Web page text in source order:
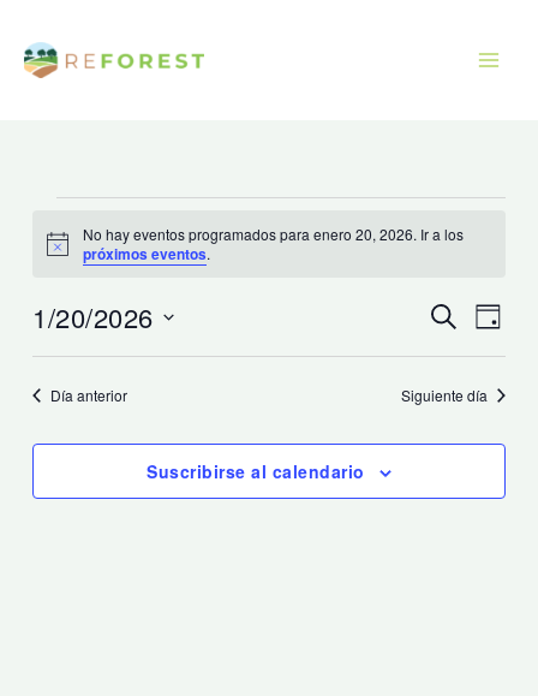
contenido
para
20,
Aviso
No hay eventos programados para enero 20, 2026. Ir a los
próximos eventos.
Navegación
vistas
Buscar
Día
1/20/2026
Seleccionar
fecha.Día anterior Siguiente día
Suscribirse al calendario